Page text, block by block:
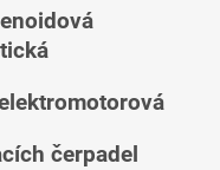
čerpadel